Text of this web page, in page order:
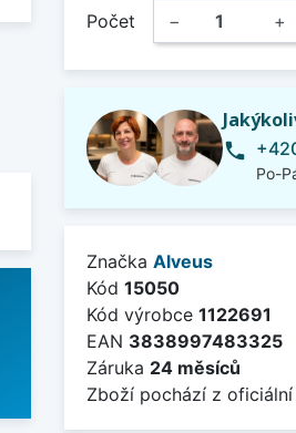
Počet − +
phone
Po-
Značka Alveus
Kód 15050
Kód výrobce 1122691
EAN 3838997483325
Záruka 24 měsíců
Zboží pochází z